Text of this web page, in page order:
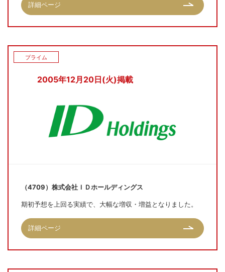
詳細ページ
2005年12月20日(火)掲載
プライム
（4709）株式会社ＩＤホールディングス
期初予想を上回る実績で、大幅な増収・増益となりました。
詳細ページ